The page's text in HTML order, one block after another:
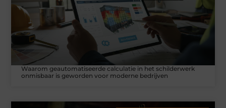
Waarom geautomatiseerde calculatie in het schilderwerk
onmisbaar is geworden voor moderne bedrijven